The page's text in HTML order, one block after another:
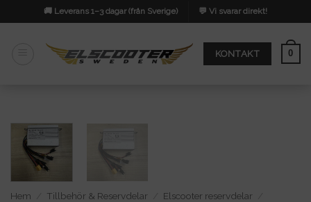
to
🚚 Leverans 1–3 dagar (från Sverige) 💬 Vi svarar direkt!
KONTAKT 0
Hem Tillbehör & Reservdelar Elscooter reservdelar